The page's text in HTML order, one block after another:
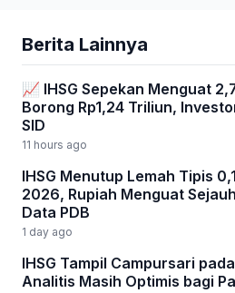
Berita Lainnya
📈 IHSG Sepekan Menguat
Borong Rp1,24 Triliun,
SID
11 hours ago
IHSG Menutup Lemah Tipis
2026, Rupiah Menguat
Data PDB
1 day ago
IHSG Tampil Campursari
Analitis Masih Optimis bagi